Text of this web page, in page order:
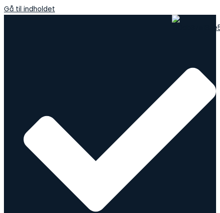
Gå til indholdet